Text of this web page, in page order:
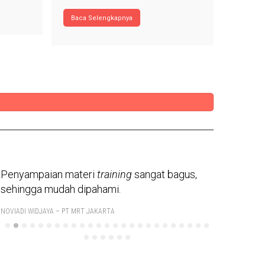
Baca Selengkapnya
Penyampaian materi training sangat bagus,
sehingga mudah dipahami.
NOVIADI WIDJAYA – PT MRT JAKARTA